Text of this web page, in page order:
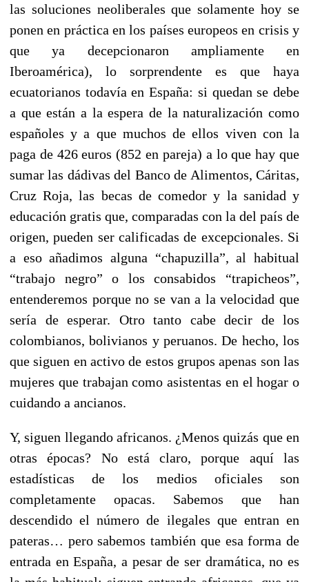
las soluciones neoliberales que solamente hoy se
ponen en práctica en los países europeos en crisis y
que ya decepcionaron ampliamente en
Iberoamérica), lo sorprendente es que haya
ecuatorianos todavía en España: si quedan se debe
a que están a la espera de la naturalización como
españoles y a que muchos de ellos viven con la
paga de 426 euros (852 en pareja) a lo que hay que
sumar las dádivas del Banco de Alimentos, Cáritas,
Cruz Roja, las becas de comedor y la sanidad y
educación gratis que, comparadas con la del país de
origen, pueden ser calificadas de excepcionales. Si
a eso añadimos alguna “chapuzilla”, al habitual
“trabajo negro” o los consabidos “trapicheos”,
entenderemos porque no se van a la velocidad que
sería de esperar. Otro tanto cabe decir de los
colombianos, bolivianos y peruanos. De hecho, los
que siguen en activo de estos grupos apenas son las
mujeres que trabajan como asistentas en el hogar o
cuidando a ancianos.
Y, siguen llegando africanos. ¿Menos quizás que en
otras épocas? No está claro, porque aquí las
estadísticas de los medios oficiales son
completamente opacas. Sabemos que han
descendido el número de ilegales que entran en
pateras… pero sabemos también que esa forma de
entrada en España, a pesar de ser dramática, no es